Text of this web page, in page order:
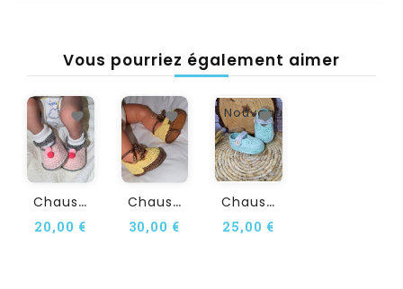
Vous pourriez également aimer
C
Haussons Bébé Crochet...
20,00 €
C
Haussons Bébé Crochet...
30,00 €
Nouveau
C
Haussures Bébé Au Crochet...
25,00 €